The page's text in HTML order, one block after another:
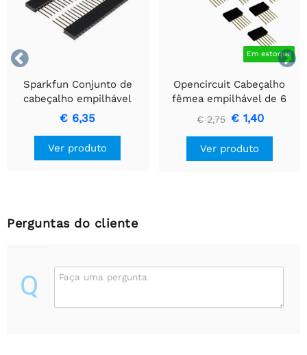


Sparkfun Conjunto de
cabeçalho empilhável
ESP32 Thing
€ 6,35
Ver produto
Em estoque
Opencircuit Cabeçalho
fêmea empilhável de 6
pinos - 10 peças
€ 2,75 € 1,40
Ver produto
Perguntas do cliente
Q Faça uma pergunta